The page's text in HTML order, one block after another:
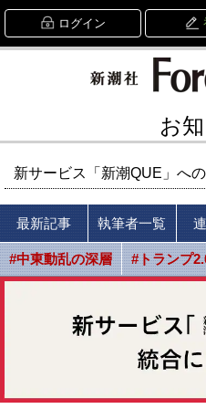
ログイン
お
新サービス「新潮QUE」へ
最新記事 執筆者一覧
#中東動乱の深層 #トランプ